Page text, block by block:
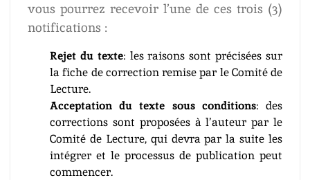
vous pourrez recevoir l’une de ces trois (3)
notifications :
Rejet du texte: les raisons sont précisées sur
la fiche de correction remise par le Comité de
Lecture.
Acceptation du texte sous conditions: des
corrections sont proposées à l’auteur par le
Comité de Lecture, qui devra par la suite les
intégrer et le processus de publication peut
commencer.